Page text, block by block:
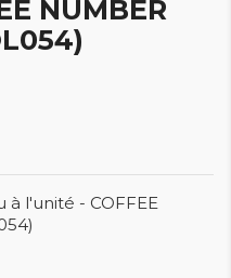
NUMBER
à l'unité - COFFEE